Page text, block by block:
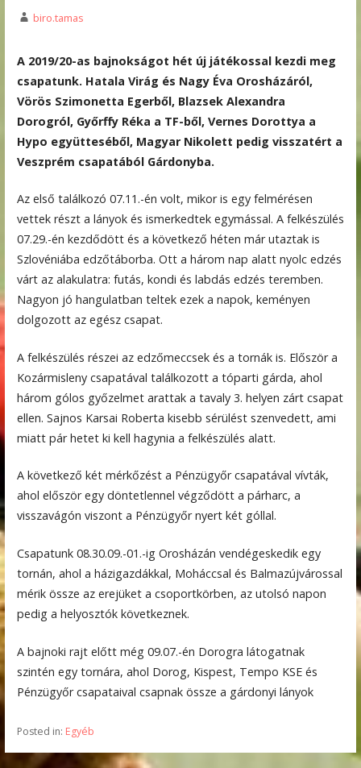
biro.tamas
A 2019/20-as bajnokságot hét új játékossal kezdi meg
csapatunk. Hatala Virág és Nagy Éva Orosházáról,
Vörös Szimonetta Egerből, Blazsek Alexandra
Dorogról, Győrffy Réka a TF-ből, Vernes Dorottya a
Hypo együtteséből, Magyar Nikolett pedig visszatért a
Veszprém csapatából Gárdonyba.
Az első találkozó 07.11.-én volt, mikor is egy felmérésen
vettek részt a lányok és ismerkedtek egymással. A felkészülés
07.29.-én kezdődött és a következő héten már utaztak is
Szlovéniába edzőtáborba. Ott a három nap alatt nyolc edzés
várt az alakulatra: futás, kondi és labdás edzés teremben.
Nagyon jó hangulatban teltek ezek a napok, keményen
dolgozott az egész csapat.
A felkészülés részei az edzőmeccsek és a tornák is. Először a
Kozármisleny csapatával találkozott a tóparti gárda, ahol
három gólos győzelmet arattak a tavaly 3. helyen zárt csapat
ellen. Sajnos Karsai Roberta kisebb sérülést szenvedett, ami
miatt pár hetet ki kell hagynia a felkészülés alatt.
A következő két mérkőzést a Pénzügyőr csapatával vívták,
ahol először egy döntetlennel végződött a párharc, a
visszavágón viszont a Pénzügyőr nyert két góllal.
Csapatunk 08.30.09.-01.-ig Orosházán vendégeskedik egy
tornán, ahol a házigazdákkal, Moháccsal és Balmazújvárossal
mérik össze az erejüket a csoportkörben, az utolsó napon
pedig a helyosztók következnek.
A bajnoki rajt előtt még 09.07.-én Dorogra látogatnak
szintén egy tornára, ahol Dorog, Kispest, Tempo KSE és
Pénzügyőr csapataival csapnak össze a gárdonyi lányok
Posted in: Egyéb